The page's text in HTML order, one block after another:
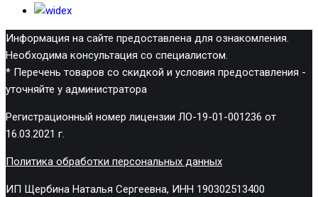
Информация на сайте предоставлена для ознакомления.
Необходима консультация со специалистом.
* Перечень товаров со скидкой и условия предоставления -
уточняйте у администратора
Регистрационный номер лицензии ЛО-19-01-001236 от
16.03.2021 г.
Политика обработки персональных данных
ИП Щербина Наталья Сергеевна, ИНН 190302513400